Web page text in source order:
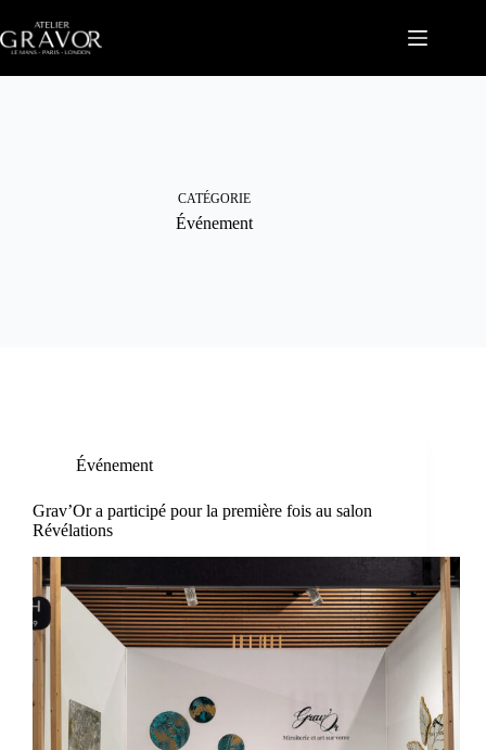
au
contenu
CATÉGORIE
Événement
Événement
Grav’Or a participé pour la première fois au salon
Révélations